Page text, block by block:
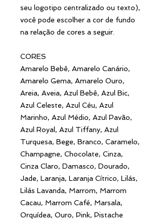
seu logotipo centralizado ou texto),
você pode escolher a cor de fundo
na relação de cores a seguir.
CORES
Amarelo Bebê, Amarelo Canário,
Amarelo Gema, Amarelo Ouro,
Areia, Aveia, Azul Bebê, Azul Bic,
Azul Celeste, Azul Céu, Azul
Marinho, Azul Médio, Azul Pavão,
Azul Royal, Azul Tiffany, Azul
Turquesa, Bege, Branco, Caramelo,
Champagne, Chocolate, Cinza,
Cinza Claro, Damasco, Dourado,
Jade, Laranja, Laranja Cítrico, Lilás,
Lilás Lavanda, Marrom, Marrom
Cacau, Marrom Café, Marsala,
Orquídea, Ouro, Pink, Pistache